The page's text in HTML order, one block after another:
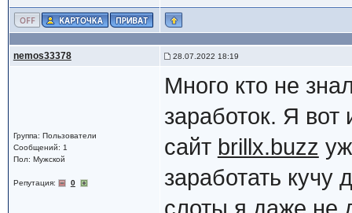
nemos33378 28.07.2022 18:19
Группа: Пользователи
Сообщений: 1
Пол: Мужской
Репутация: 0
Много кто не
заработок. Я
сайт brillx.buzz
заработать кучу